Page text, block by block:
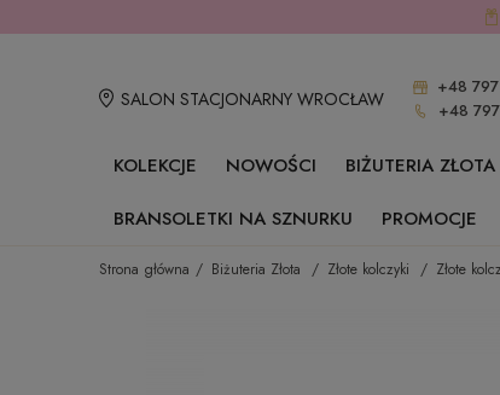
SALON STACJONARNY WROCŁAW
+48
+48
KOLEKCJE NOWOŚCI BIŻUTERIA ZŁOTA
BRANSOLETKI NA SZNURKU
PROMOCJE
Strona główna Biżuteria Złota Złote kolczyki Złote